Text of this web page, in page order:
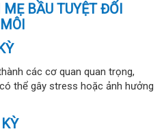
BẦU TUYỆT ĐỐI
các cơ quan quan trọng,
thể gây stress hoặc ảnh hưởng